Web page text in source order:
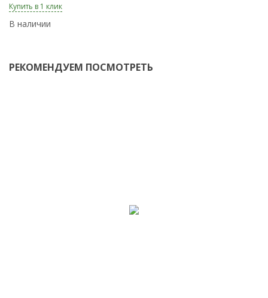
Купить в 1 клик
В наличии
РЕКОМЕНДУЕМ ПОСМОТРЕТЬ